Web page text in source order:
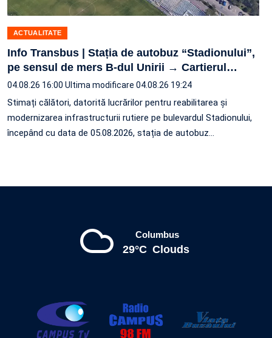
ACTUALITATE
Info Transbus | Stația de autobuz “Stadionului”,
pe sensul de mers B-dul Unirii → Cartierul…
04.08.26 16:00 Ultima modificare 04.08.26 19:24
Stimați călători, datorită lucrărilor pentru reabilitarea și
modernizarea infrastructurii rutiere pe bulevardul Stadionului,
începând cu data de 05.08.2026, stația de autobuz
Columbus
29°C Clouds